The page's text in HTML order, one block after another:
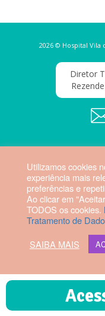
Utilizamos cookies
experiência mais
preferências e
Ao clicar em
TODOS os cookies.
Tratamento de
SAIBA MAIS
2026 © Hospital Vila
Diretor